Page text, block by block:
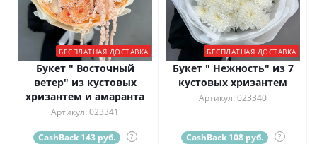
БЕСПЛАТНАЯ ДОСТАВКА
Букет " Восточный
ветер" из кустовых
хризантем и амаранта
Артикул: 023341
CashBack 143 руб. ?
БЕСПЛАТНАЯ ДОСТАВКА
Букет " Нежность" из 7
кустовых хризантем
Артикул: 023340
CashBack 108 руб. ?